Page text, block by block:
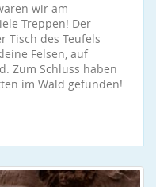
wir am
Treppen! Der
Tisch des Teufels
Felsen, auf
Zum Schluss haben
im Wald gefunden!